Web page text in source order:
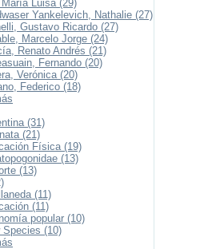
María Luisa (29)
Yankelevich, Nathalie (27)
Gustavo Ricardo (27)
Marcelo Jorge (24)
Renato Andrés (21)
Fernando (20)
Verónica (20)
Federico (18)
(31)
(21)
Física (19)
(13)
(13)
(11)
(11)
popular (10)
Species (10)